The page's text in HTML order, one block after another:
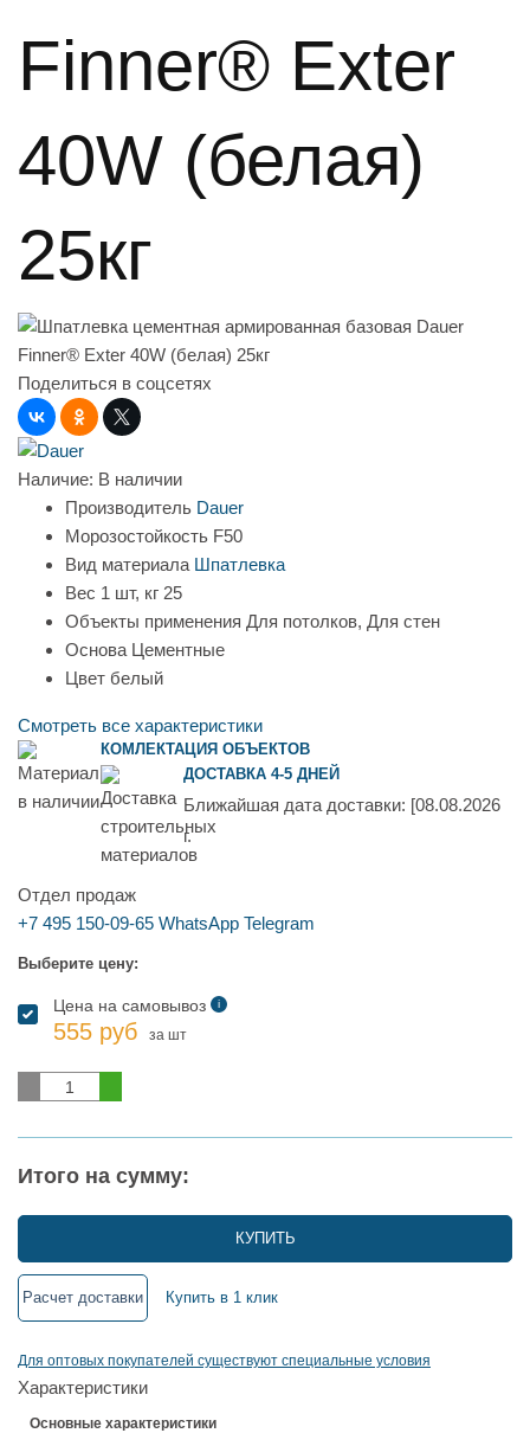
Finner® Exter
40W (белая)
25кг
Поделиться в соцсетях
Наличие: В наличии
Производитель Dauer
Морозостойкость F50
Вид материала Шпатлевка
Вес 1 шт, кг 25
Объекты применения Для потолков, Для стен
Основа Цементные
Цвет белый
Смотреть все характеристики
КОМЛЕКТАЦИЯ ОБЪЕКТОВ
ДОСТАВКА 4-5 ДНЕЙ
Ближайшая дата доставки: [08.08.2026
г.
Отдел продаж
+7 495 150-09-65 WhatsApp Telegram
Выберите цену:
Цена на самовывоз i
555 руб за шт
Итого на сумму:
КУПИТЬ
Расчет доставки Купить в 1 клик
Для оптовых покупателей существуют специальные условия
Характеристики
Основные характеристики